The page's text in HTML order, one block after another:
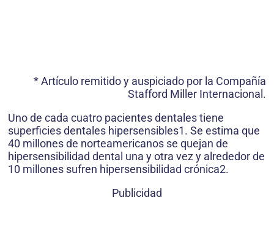
* Artículo remitido y auspiciado por la Compañía
Stafford Miller Internacional.
Uno de cada cuatro pacientes dentales tiene
superficies dentales hipersensibles1. Se estima que
40 millones de norteamericanos se quejan de
hipersensibilidad dental una y otra vez y alrededor de
10 millones sufren hipersensibilidad crónica2.
Publicidad